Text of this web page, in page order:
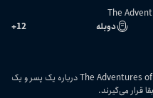
The
دوبله 12
+
The Adventures of Jurassic Pet: Return to the Wild (2024) درباره یک پسر و یک
قرار می‌گیرند.